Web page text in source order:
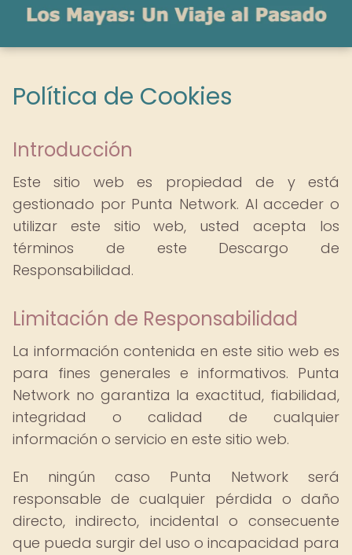
Política de Cookies
Introducción
Este sitio web es propiedad de y está
gestionado por Punta Network. Al acceder o
utilizar este sitio web, usted acepta los
términos de este Descargo de
Responsabilidad.
Limitación de Responsabilidad
La información contenida en este sitio web es
para fines generales e informativos. Punta
Network no garantiza la exactitud, fiabilidad,
integridad o calidad de cualquier
información o servicio en este sitio web.
En ningún caso Punta Network será
responsable de cualquier pérdida o daño
directo, indirecto, incidental o consecuente
que pueda surgir del uso o incapacidad para